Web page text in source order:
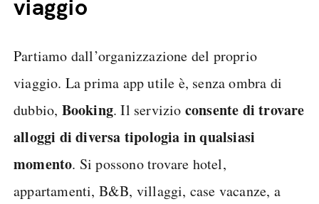
viaggio
Partiamo dall’organizzazione del proprio
viaggio. La prima app utile è, senza ombra di
dubbio, Booking. Il servizio consente di trovare
alloggi di diversa tipologia in qualsiasi
momento. Si possono trovare hotel,
appartamenti, B&B, villaggi, case vacanze, a